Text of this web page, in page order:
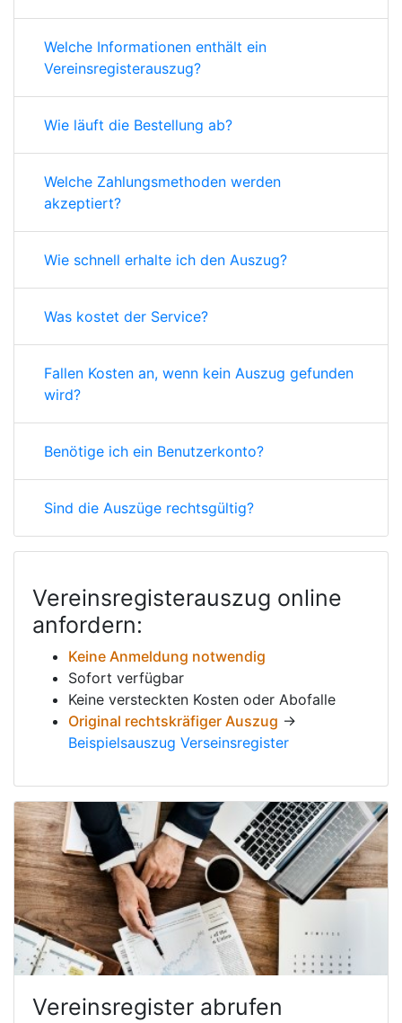
Welche Informationen enthält ein
Vereinsregisterauszug?
Wie läuft die Bestellung ab?
Welche Zahlungsmethoden werden
akzeptiert?
Wie schnell erhalte ich den Auszug?
Was kostet der Service?
Fallen Kosten an, wenn kein Auszug gefunden
wird?
Benötige ich ein Benutzerkonto?
Sind die Auszüge rechtsgültig?
Vereinsregisterauszug online
anfordern:
Keine Anmeldung notwendig
Sofort verfügbar
Keine versteckten Kosten oder Abofalle
Original rechtskräfiger Auszug →
Beispielsauszug Verseinsregister
Vereinsregister abrufen